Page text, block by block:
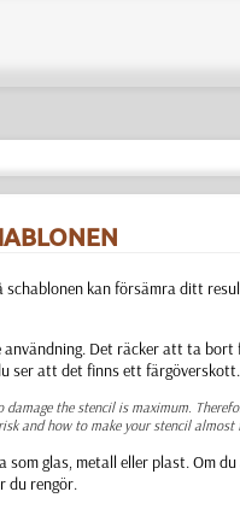
schablonen kan försämra ditt
användning. Det räcker att ta bort
ser att det finns ett färgöverskott.
the stencil is maximum.
and how to make your stencil almost
glas, metall eller plast. Om
du rengör.